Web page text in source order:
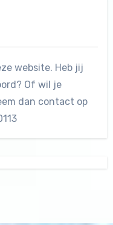
website. Heb jij
Of wil je
dan contact op